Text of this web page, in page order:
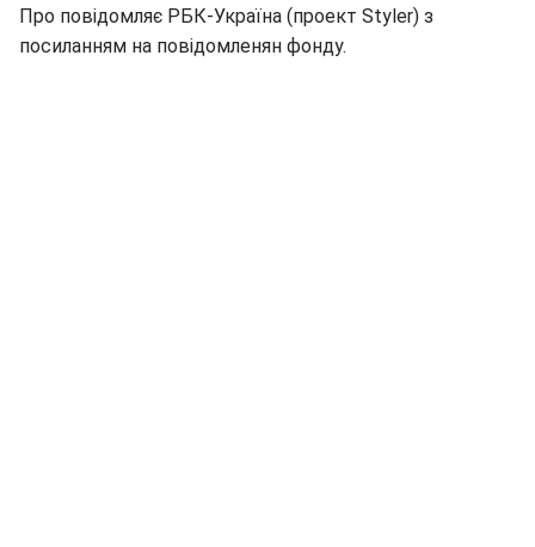
Про повідомляє РБК-Україна (проект Styler) з
посиланням на повідомленян фонду.